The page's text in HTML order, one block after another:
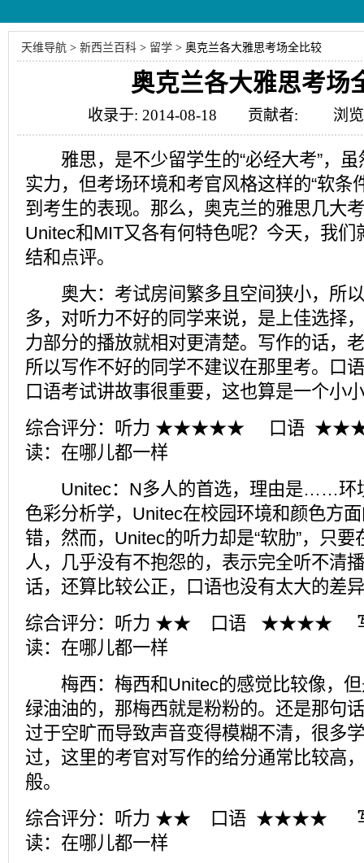
天维导航 > 新西兰百科 > 留学 > 奥克兰各大雅思考场全比较
奥克兰各大雅思考场
收录于: 2014-08-18 贡献者: 浏览
雅思，是不少留学生的“必经大考”，虽
实力，但考场环境和考官风格这样的“软条
到考生的表现。那么，奥克兰的雅思几大
Unitec和MIT又各有何特色呢？今天，我们
结和点评。
奥大：考试房间繁多且空间狭小，所以
多，对听力不好的同学来说，是上佳选择
力部分的播放就相对更清楚。写作的话，
所以写作不好的同学不建议在那里考。口
口语考试讲故事很重要，这也算是一个小
综合评分：听力 ★★★★★ 口语
读：在哪儿都一样
Unitec：N多人的首选，理由是……环
色彩分析学，Unitec在校园环境和颜色方
错，然而，Unitec的听力却是“软肋”，只
人，几乎没有不抱怨的，表示完全听不清
话，还算比较公正，口语也没有太大的差
综合评分：听力 ★★ 口语 ★★★★
读：在哪儿都一样
梅西：梅西和Unitec的感觉比较像，但
绿油油的，那梅西就是粉粉的。还是那句
过于空旷而导致声音变得模糊不清，很多
过，这里的考官对写作的给分通常比较高
般。
综合评分：听力 ★★ 口语 ★★★★
读：在哪儿都一样